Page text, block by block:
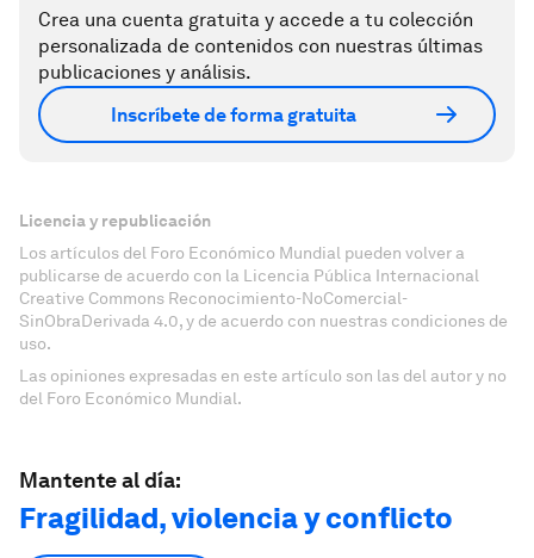
Crea una cuenta gratuita y accede a tu colección
personalizada de contenidos con nuestras últimas
publicaciones y análisis.
Inscríbete de forma gratuita
Licencia y republicación
Los artículos del Foro Económico Mundial pueden volver a
publicarse de acuerdo con la Licencia Pública Internacional
Creative Commons Reconocimiento-NoComercial-
SinObraDerivada 4.0, y de acuerdo con nuestras condiciones de
uso.
Las opiniones expresadas en este artículo son las del autor y no
del Foro Económico Mundial.
Mantente al día:
Fragilidad, violencia y conflicto